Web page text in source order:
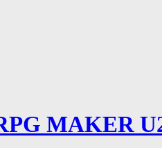
MAKER